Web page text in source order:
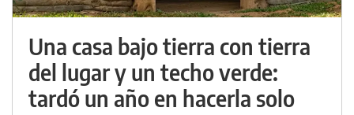
Una casa bajo tierra con tierra
del lugar y un techo verde:
tardó un año en hacerla solo